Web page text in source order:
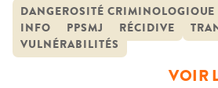
intervenant auprès
personnes placées
Il importait de croiser les données
regards et les approches adoptés, de
synergie des productions antérieures,
DANGEROSITÉ CRIMINOLOGIQUE
INFO
PPSMJ RÉCIDIVE
VULNÉRABILITÉS
VOIR